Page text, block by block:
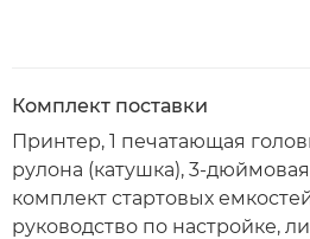
Комплект поставки
Принтер, 1 печатающая
рулона (катушка), 3-
комплект стартовых
руководство по настройке,